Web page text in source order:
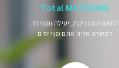
Total MATCHING
התאמה מדויקת, יעילה ומהירה
למשרה אליה אתם מגייסים